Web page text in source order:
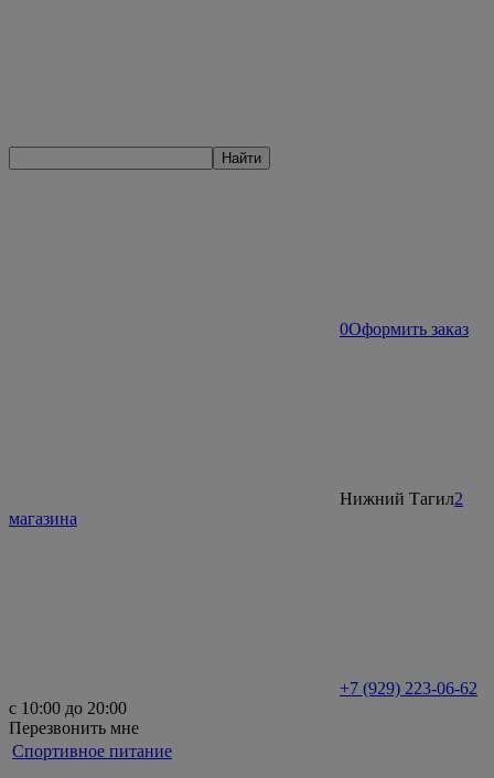
Найти
0Оформить заказ
Нижний Тагил2
магазина
+7 (929) 223-06-62
с 10:00 до 20:00
Перезвонить мне
Спортивное питание